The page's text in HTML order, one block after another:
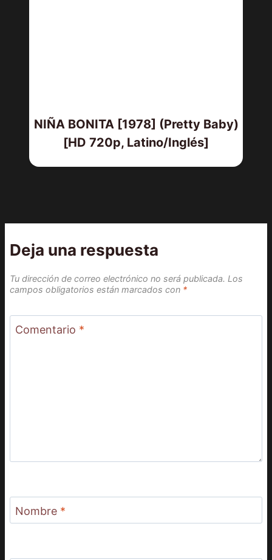
NIÑA BONITA [1978] (Pretty Baby)
[HD 720p, Latino/Inglés]
Deja una respuesta
Tu dirección de correo electrónico no será publicada. Los
campos obligatorios están marcados con *
Comentario *
Nombre *